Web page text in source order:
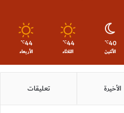
40
℃
الأثنين
44
℃
الثلاثاء
44
℃
الأربعاء
الأخيرة تعليقات